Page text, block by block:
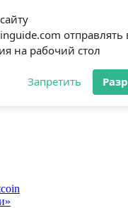
отправлять
на рабочий стол
Запретить